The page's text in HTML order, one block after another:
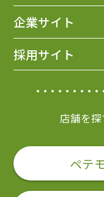
企業サイト
採用サイト
店舗を探
ペテ